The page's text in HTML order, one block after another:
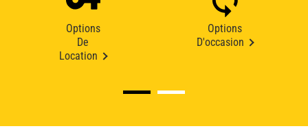
Options
De
Location
Options
D'occasion